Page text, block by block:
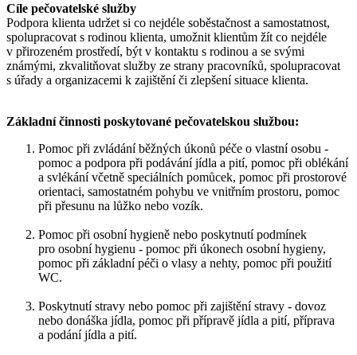
Cíle pečovatelské služby
Podpora klienta udržet si co nejdéle soběstačnost a samostatnost,
spolupracovat s rodinou klienta, umožnit klientům žít co nejdéle
v přirozeném prostředí, být v kontaktu s rodinou a se svými
známými, zkvalitňovat služby ze strany pracovníků, spolupracovat
s úřady a organizacemi k zajištění či zlepšení situace klienta.
Základní činnosti poskytované pečovatelskou službou:
Pomoc při zvládání běžných úkonů péče o vlastní osobu -
pomoc a podpora při podávání jídla a pití, pomoc při oblékání
a svlékání včetně speciálních pomůcek, pomoc při prostorové
orientaci, samostatném pohybu ve vnitřním prostoru, pomoc
při přesunu na lůžko nebo vozík.
Pomoc při osobní hygieně nebo poskytnutí podmínek
pro osobní hygienu - pomoc při úkonech osobní hygieny,
pomoc při základní péči o vlasy a nehty, pomoc při použití
WC.
Poskytnutí stravy nebo pomoc při zajištění stravy - dovoz
nebo donáška jídla, pomoc při přípravě jídla a pití, příprava
a podání jídla a pití.